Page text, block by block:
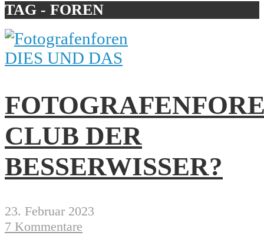
TAG - FOREN
DIES UND DAS
CLUB DER
BESSERWISSER?
23. Februar 2023
7 Kommentare